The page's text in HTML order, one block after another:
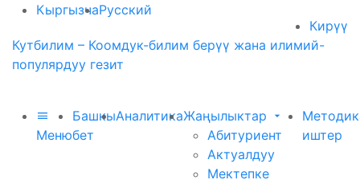
КыргызчаРусский
Кирүү
Кутбилим – Коомдук-билим берүү жана илимий-
популярдуу гезит
Меню
Башкы
бет
АналитикаЖаңылыктар
Абитуриент
Актуалдуу
Мектепке
иштер